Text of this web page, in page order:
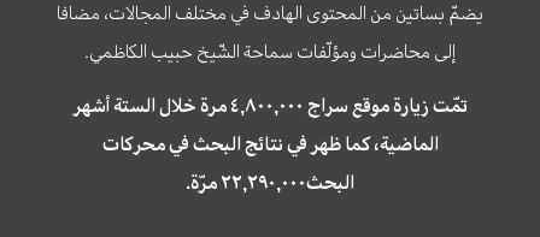
يضمّ بساتين من المحتوى الهادف في مختلف المجالات، مضافا
إلى محاضرات ومؤلّفات سماحة الشّيخ حبيب الكاظمي.
تمّت زيارة موقع سراج ٤,٨٠٠,٠٠٠ مرة خلال الستة أشهر
الماضية، كما ظهر في نتائج البحث في محركات
البحث٢٢,٢٩٠,٠٠٠ مرّة.